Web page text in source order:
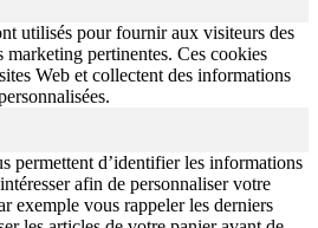
utilisés pour fournir aux visiteurs des
marketing pertinentes. Ces cookies
Web et collectent des informations
permettent d’identifier les informations
afin de personnaliser votre
exemple vous rappeler les derniers